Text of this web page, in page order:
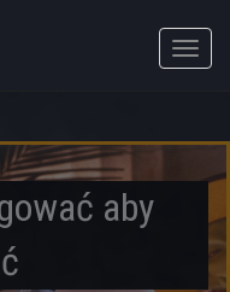
Toggle
aby